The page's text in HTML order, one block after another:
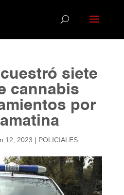
siete
cannabis
por
12, 2023 | POLICIALES